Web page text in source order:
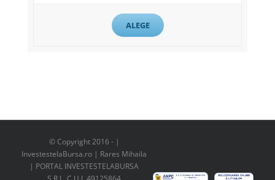
ALEGE
© Copyright 2016 - |
InvestestelaBursa.ro | Rares Mihaila
| PORTAL INVESTESTELABURSA